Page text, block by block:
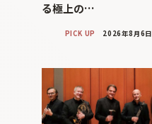
る極上の…
PICK UP 2026年8月6日